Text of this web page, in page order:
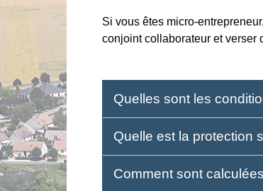
Si vous êtes micro-
conjoint collaborateur et verser
Quelles sont les
Quelle est la protection
Comment sont